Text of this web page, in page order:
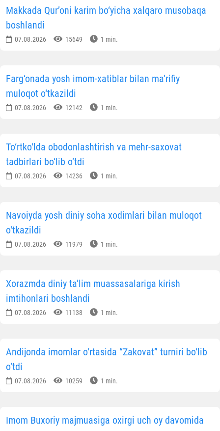
Makkada Qur’oni karim bo‘yicha xalqaro musobaqa
boshlandi
07.08.2026 15649 1 min.
Farg‘onada yosh imom-xatiblar bilan ma’rifiy
muloqot o‘tkazildi
07.08.2026 12142 1 min.
To‘rtko‘lda obodonlashtirish va mehr-saxovat
tadbirlari bo‘lib o‘tdi
07.08.2026 14236 1 min.
Navoiyda yosh diniy soha xodimlari bilan muloqot
o‘tkazildi
07.08.2026 11979 1 min.
Xorazmda diniy ta’lim muassasalariga kirish
imtihonlari boshlandi
07.08.2026 11138 1 min.
Andijonda imomlar o‘rtasida “Zakovat” turniri bo‘lib
o‘tdi
07.08.2026 10259 1 min.
Imom Buxoriy majmuasiga oxirgi uch oy davomida